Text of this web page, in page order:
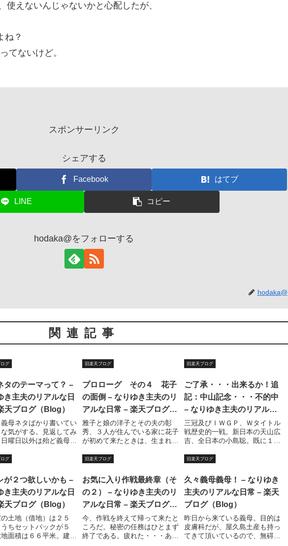
使えないんじゃないかと心配したが、
ね？
てないけど。
スポンサーリンク
シェアする
Facebook はてブ
LINE コピー
hodaka@をフォローする
hodaka@
関連記事
ログ
タのテーマって？ –
き主夫のリアルな日
天ブログ（Blog）
母ネタばかり書いてい
気がする。見返してみ
曜日以外は殆ど義母ネ
は触れていないような気
）うむ、思うに、義母と
在は、主夫にとっては避
ない関門...
旧楽天ブログ
プロローグ その４ 花子
の面倒 – なりゆき主夫のリ
アルな日常 – 楽天ブログ
（Blog）
雅子と娘の洋子とその夫の彰
秀、３人が住んでいる家に花子
が初めて来たときは、生まれて
ろうか。既に首は据わっていた
色も薄い赤ちゃんで、顔も体格
も小さく、その薄く、弱々しい
顔で、小さく笑うの...
旧楽天ブログ
ご了承・・・出来るか！追
記：中山記念・・・不的中
– なりゆき主夫のリアルな
日常 – 楽天ブログ（Blog）
三冠及びＩＷＧＰ、Ｗタイトル
戦歴史的一戦。新日本の天山広
吉、全日本の小島聡。既に１０
イオン杯。８５年から８７年ま
藤、船木（誠勝）、山田（ライ
ガー）等が戦った時代があっ
た。そこから６年あ...
ログ
が２つ欲しいかも –
き主夫のリアルな日
天ブログ（Blog）
土地（借地）は２５
ちセットバックが５
面積は６６平米。建築
旧楽天ブログ
お気に入り作戦最終章（そ
の２） – なりゆき主夫のリ
アルな日常 – 楽天ブログ
（Blog）
今、作戦を終えて帰って来たと
ころだ。秘密の任務はひとまず
終了である。疲れた・・・あま
旧楽天ブログ
久々義母義母！ – なりゆき
主夫のリアルな日常 – 楽天
ブログ（Blog）
昨日から来ている義母。目的は
皮膚科だが、屋久島土産も持っ
てきて頂いているので、無碍に